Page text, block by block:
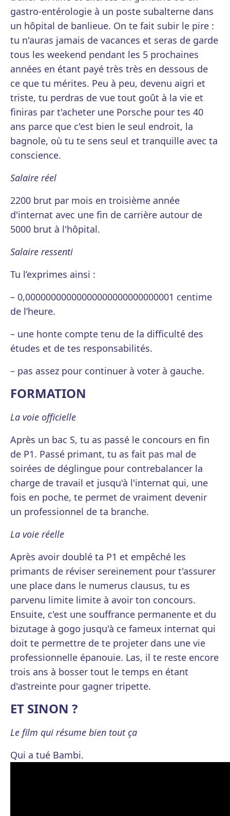
gastro-entérologie à un poste subalterne dans
un hôpital de banlieue. On te fait subir le pire :
tu n'auras jamais de vacances et seras de garde
tous les weekend pendant les 5 prochaines
années en étant payé très très en dessous de
ce que tu mérites. Peu à peu, devenu aigri et
triste, tu perdras de vue tout goût à la vie et
finiras par t'acheter une Porsche pour tes 40
ans parce que c'est bien le seul endroit, la
bagnole, où tu te sens seul et tranquille avec ta
conscience.
Salaire réel
2200 brut par mois en troisième année
d'internat avec une fin de carrière autour de
5000 brut à l'hôpital.
Salaire ressenti
Tu l’exprimes ainsi :
– 0,00000000000000000000000000001 centime
de l’heure.
– une honte compte tenu de la difficulté des
études et de tes responsabilités.
– pas assez pour continuer à voter à gauche.
FORMATION
La voie officielle
Après un bac S, tu as passé le concours en fin
de P1. Passé primant, tu as fait pas mal de
soirées de déglingue pour contrebalancer la
charge de travail et jusqu'à l'internat qui, une
fois en poche, te permet de vraiment devenir
un professionnel de ta branche.
La voie réelle
Après avoir doublé ta P1 et empêché les
primants de réviser sereinement pour t'assurer
une place dans le numerus clausus, tu es
parvenu limite limite à avoir ton concours.
Ensuite, c'est une souffrance permanente et du
bizutage à gogo jusqu'à ce fameux internat qui
doit te permettre de te projeter dans une vie
professionnelle épanouie. Las, il te reste encore
trois ans à bosser tout le temps en étant
d'astreinte pour gagner tripette.
ET SINON ?
Le film qui résume bien tout ça
Qui a tué Bambi.